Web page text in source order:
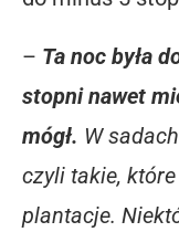
– Ta noc była
stopni nawet
mógł. W
czyli takie,
plantacje.